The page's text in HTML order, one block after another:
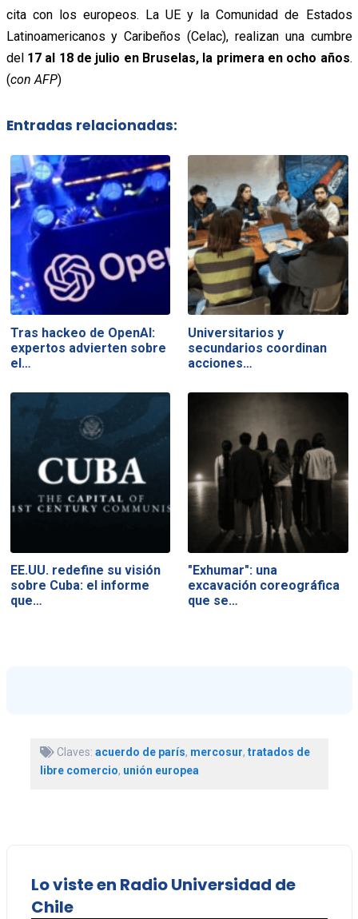
cita con los europeos. La UE y la Comunidad de Estados
Latinoamericanos y Caribeños (Celac), realizan una cumbre
del 17 al 18 de julio en Bruselas, la primera en ocho años.
(con AFP)
Entradas relacionadas:
Tras hackeo de OpenAI:
expertos advierten sobre
el…
Universitarios y
secundarios coordinan
acciones…
EE.UU. redefine su visión
sobre Cuba: el informe
que…
"Exhumar": una
excavación coreográfica
que se…
Claves: acuerdo de parís, mercosur, tratados de
libre comercio, unión europea
Lo viste en Radio Universidad de
Chile